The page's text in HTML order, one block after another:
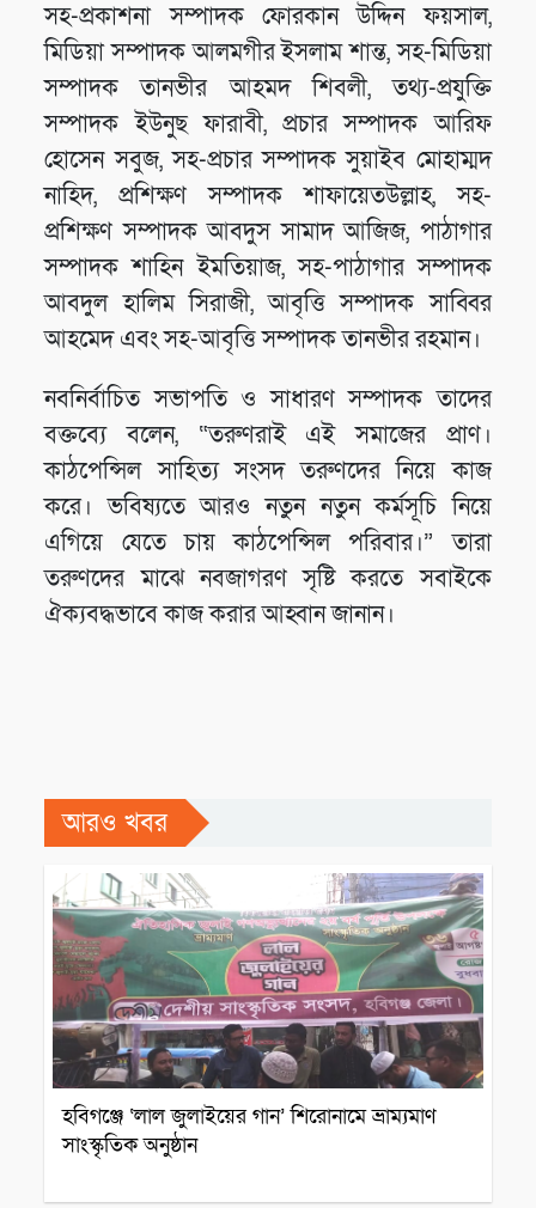
সহ-প্রকাশনা সম্পাদক ফোরকান উদ্দিন ফয়সাল,
মিডিয়া সম্পাদক আলমগীর ইসলাম শান্ত, সহ-মিডিয়া
সম্পাদক তানভীর আহমদ শিবলী, তথ্য-প্রযুক্তি
সম্পাদক ইউনুছ ফারাবী, প্রচার সম্পাদক আরিফ
হোসেন সবুজ, সহ-প্রচার সম্পাদক সুয়াইব মোহাম্মদ
নাহিদ, প্রশিক্ষণ সম্পাদক শাফায়েতউল্লাহ, সহ-
প্রশিক্ষণ সম্পাদক আবদুস সামাদ আজিজ, পাঠাগার
সম্পাদক শাহিন ইমতিয়াজ, সহ-পাঠাগার সম্পাদক
আবদুল হালিম সিরাজী, আবৃত্তি সম্পাদক সাব্বির
আহমেদ এবং সহ-আবৃত্তি সম্পাদক তানভীর রহমান।
নবনির্বাচিত সভাপতি ও সাধারণ সম্পাদক তাদের
বক্তব্যে বলেন, “তরুণরাই এই সমাজের প্রাণ।
কাঠপেন্সিল সাহিত্য সংসদ তরুণদের নিয়ে কাজ
করে। ভবিষ্যতে আরও নতুন নতুন কর্মসূচি নিয়ে
এগিয়ে যেতে চায় কাঠপেন্সিল পরিবার।” তারা
তরুণদের মাঝে নবজাগরণ সৃষ্টি করতে সবাইকে
ঐক্যবদ্ধভাবে কাজ করার আহ্বান জানান।
আরও খবর
হবিগঞ্জে ‘লাল জুলাইয়ের গান’ শিরোনামে ভ্রাম্যমাণ
সাংস্কৃতিক অনুষ্ঠান